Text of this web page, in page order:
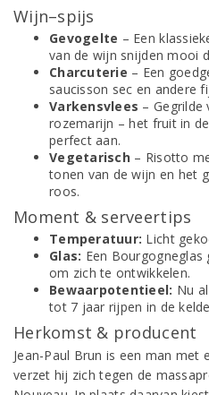
Wijn–spijs
Gevogelte – Een
van de wijn snijden mooi
Charcuterie – Een
saucisson sec en andere
Varkensvlees –
rozemarijn – het fruit in
perfect aan.
Vegetarisch– Risotto
tonen van de wijn en het
roos.
Moment & serveertips
Temperatuur: Licht
Glas: Een
om zich te ontwikkelen.
Bewaarpotentieel: Nu
tot 7 jaar rijpen in de
Herkomst & producent
Jean-Paul Brun is een man met
verzet hij zich tegen de